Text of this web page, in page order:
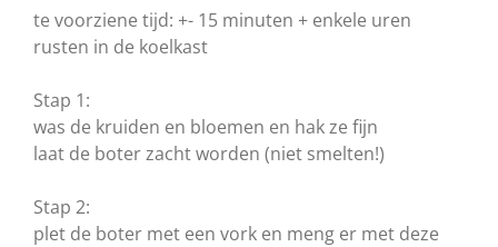
te voorziene tijd: +- 15 minuten + enkele uren
rusten in de koelkast
Stap 1:
was de kruiden en bloemen en hak ze fijn
laat de boter zacht worden (niet smelten!)
Stap 2:
plet de boter met een vork en meng er met deze